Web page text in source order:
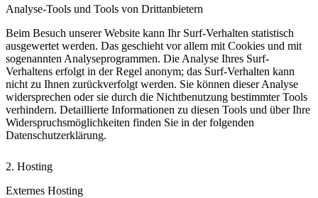
Analyse-Tools und Tools von Drittanbietern
Beim Besuch unserer Website kann Ihr Surf-Verhalten statistisch
ausgewertet werden. Das geschieht vor allem mit Cookies und mit
sogenannten Analyseprogrammen. Die Analyse Ihres Surf-
Verhaltens erfolgt in der Regel anonym; das Surf-Verhalten kann
nicht zu Ihnen zurückverfolgt werden. Sie können dieser Analyse
widersprechen oder sie durch die Nichtbenutzung bestimmter Tools
verhindern. Detaillierte Informationen zu diesen Tools und über Ihre
Widerspruchsmöglichkeiten finden Sie in der folgenden
Datenschutzerklärung.
2. Hosting
Externes Hosting